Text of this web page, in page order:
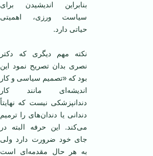
بنابراین اندیشیدن برای
سیاست ورزی، اهمیتی
حیاتی دارد.
نکته مهم دیگری که دکتر
نصری بدان تصریح نمود این
بود که «تصمیم سیاسی و کار
اندیشه‌ای مانند کار
دندانپزشکی نیست که نهایتاً
دندانی یا دندان‌های را ترمیم
می‌کند. این حرفه البته در
جای خود ضرورت دارد ولی
به هر حال مقدمه‌ای است